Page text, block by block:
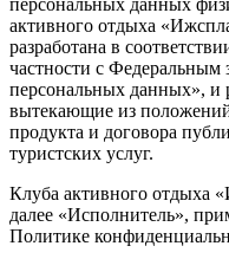
активного отдыха
разработана в
частности с
персональных данных», и
вытекающие из положений
продукта и договора
туристских услуг.
Клуба активного
далее «Исполнитель»,
Политике